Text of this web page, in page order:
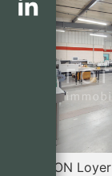
LOCATION